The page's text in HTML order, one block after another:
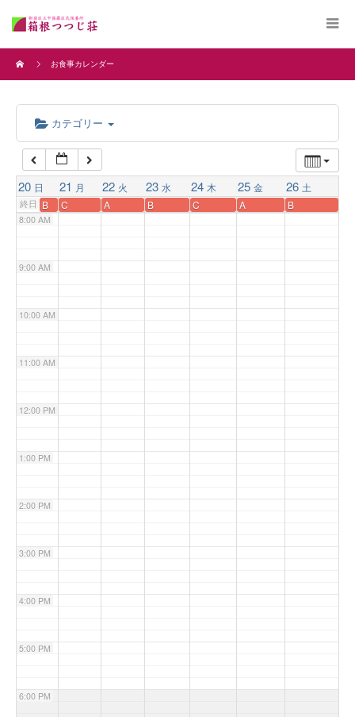
お食事カレンダー
カテゴリー
20 日 21 月 22 火 23 水 24 木 25 金 26 土
終日 B C A B C A B
4:00 AM
6:00 AM
7:00 AM
8:00 AM
9:00 AM
10:00 AM
11:00 AM
12:00 PM
1:00 PM
2:00 PM
3:00 PM
4:00 PM
5:00 PM
6:00 PM